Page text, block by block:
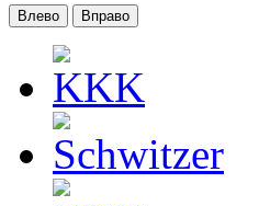
Влево Вправо